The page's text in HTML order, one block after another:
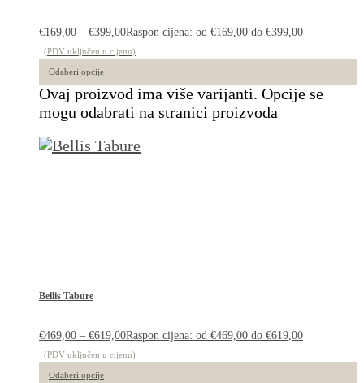
€169,00 – €399,00Raspon cijena: od €169,00 do €399,00
(PDV uključen u cijenu)
Odaberi opcije
Ovaj proizvod ima više varijanti. Opcije se
mogu odabrati na stranici proizvoda
Bellis Tabure
€469,00 – €619,00Raspon cijena: od €469,00 do €619,00
(PDV uključen u cijenu)
Odaberi opcije